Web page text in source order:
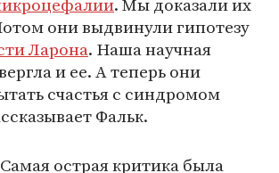
они выдвинули гипотезу
Ларона. Наша научная
и ее. А теперь они
счастья с синдромом
Фальк.
Самая острая критика была